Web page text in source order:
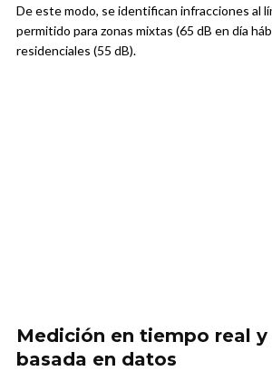
De este modo, se identifican infracciones al
permitido para zonas mixtas (65 dB en día
residenciales (55 dB).
Medición en tiempo real
basada en datos